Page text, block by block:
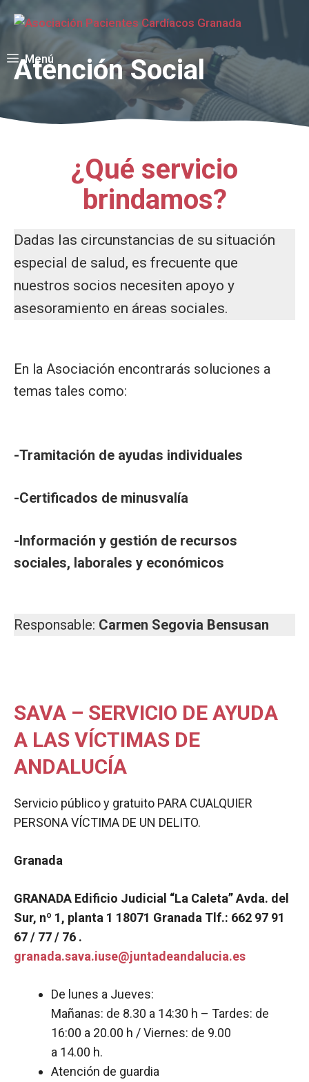
Saltar
al
Menú
Atención Social
¿Qué servicio
brindamos?
Dadas las circunstancias de su situación
especial de salud, es frecuente que
nuestros socios necesiten apoyo y
asesoramiento en áreas sociales.
En la Asociación encontrarás soluciones a
temas tales como:
-Tramitación de ayudas individuales
-Certificados de minusvalía
-Información y gestión de recursos
sociales, laborales y económicos
Responsable: Carmen Segovia Bensusan
SAVA – SERVICIO DE AYUDA
A LAS VÍCTIMAS DE
ANDALUCÍA
Servicio público y gratuito PARA CUALQUIER
PERSONA VÍCTIMA DE UN DELITO.
Granada
GRANADA Edificio Judicial “La Caleta” Avda. del
Sur, nº 1, planta 1 18071 Granada Tlf.: 662 97 91
67 / 77 / 76 .
granada.sava.iuse@juntadeandalucia.es
De lunes a Jueves:
Mañanas: de 8.30 a 14:30 h – Tardes: de
16:00 a 20.00 h / Viernes: de 9.00
a 14.00 h.
Atención de guardia